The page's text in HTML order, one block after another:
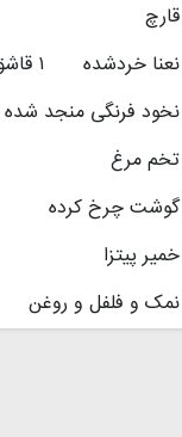
قارچ
نعنا خردشده
۱ قاشق سوپ خوری
نخود فرنگی منجد شده
تخم مرغ
گوشت چرخ کرده
خمیر پیتزا
نمک و فلفل و روغن